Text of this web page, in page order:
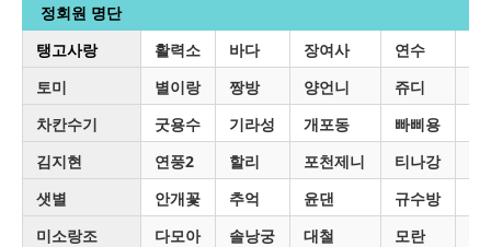
정회원 명단
탱고사랑
활력소 바다 장여사 연수
토미
별이랑 짱방 양언니 쥬디
차칸수기
굿용수 기라성 개포동 빠삐용
김지현
연풍2 할리 포천제니 티나강
샛별
안개꽃 추억 윤댄 규수방
미소랑조
다모아 솔낭궁 대철 모란